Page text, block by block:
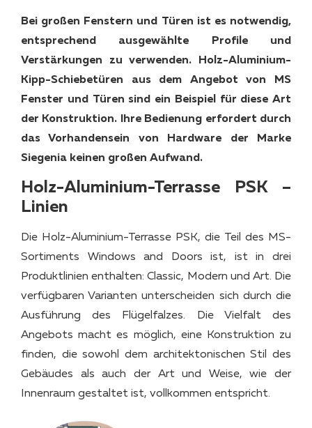
Bei großen Fenstern und Türen ist es notwendig,
entsprechend ausgewählte Profile und
Verstärkungen zu verwenden. Holz-Aluminium-
Kipp-Schiebetüren aus dem Angebot von MS
Fenster und Türen sind ein Beispiel für diese Art
der Konstruktion. Ihre Bedienung erfordert durch
das Vorhandensein von Hardware der Marke
Siegenia keinen großen Aufwand.
Holz-Aluminium-Terrasse PSK –
Linien
Die Holz-Aluminium-Terrasse PSK, die Teil des MS-
Sortiments Windows and Doors ist, ist in drei
Produktlinien enthalten: Classic, Modern und Art. Die
verfügbaren Varianten unterscheiden sich durch die
Ausführung des Flügelfalzes. Die Vielfalt des
Angebots macht es möglich, eine Konstruktion zu
finden, die sowohl dem architektonischen Stil des
Gebäudes als auch der Art und Weise, wie der
Innenraum gestaltet ist, vollkommen entspricht.